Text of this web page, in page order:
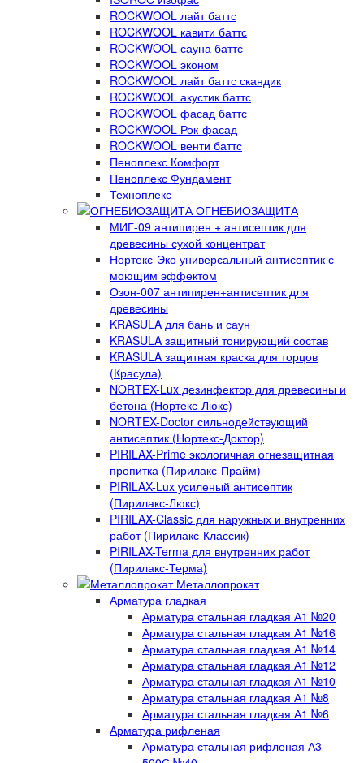
ROCKWOOL лайт баттс
ROCKWOOL кавити баттс
ROCKWOOL сауна баттс
ROCKWOOL эконом
ROCKWOOL лайт баттс скандик
ROCKWOOL акустик баттс
ROCKWOOL фасад баттс
ROCKWOOL Рок-фасад
ROCKWOOL венти баттс
Пеноплекс Комфорт
Пеноплекс Фундамент
Техноплекс
ОГНЕБИОЗАЩИТА
МИГ-09 антипирен + антисептик для
древесины сухой концентрат
Нортекс-Эко универсальный антисептик с
моющим эффектом
Озон-007 антипирен+антисептик для
древесины
KRASULA для бань и саун
KRASULA защитный тонирующий состав
KRASULA защитная краска для торцов
(Красула)
NORTEX-Lux дезинфектор для древесины и
бетона (Нортекс-Люкс)
NORTEX-Doctor сильнодействующий
антисептик (Нортекс-Доктор)
PIRILAX-Prime экологичная огнезащитная
пропитка (Пирилакс-Прайм)
PIRILAX-Lux усиленый антисептик
(Пирилакс-Люкс)
PIRILAX-Classic для наружных и внутренних
работ (Пирилакс-Классик)
PIRILAX-Terma для внутренних работ
(Пирилакс-Терма)
Металлопрокат
Арматура гладкая
Арматура стальная гладкая А1 №20
Арматура стальная гладкая А1 №16
Арматура стальная гладкая А1 №14
Арматура стальная гладкая А1 №12
Арматура стальная гладкая А1 №10
Арматура стальная гладкая А1 №8
Арматура стальная гладкая А1 №6
Арматура рифленая
Арматура стальная рифленая А3